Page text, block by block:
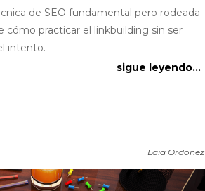
de SEO fundamental pero rodeada
cómo practicar el linkbuilding sin ser
intento.
sigue leyendo...
Laia Ordoñez